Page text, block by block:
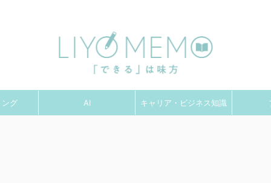
ング AI キャリア・ビジネス知識